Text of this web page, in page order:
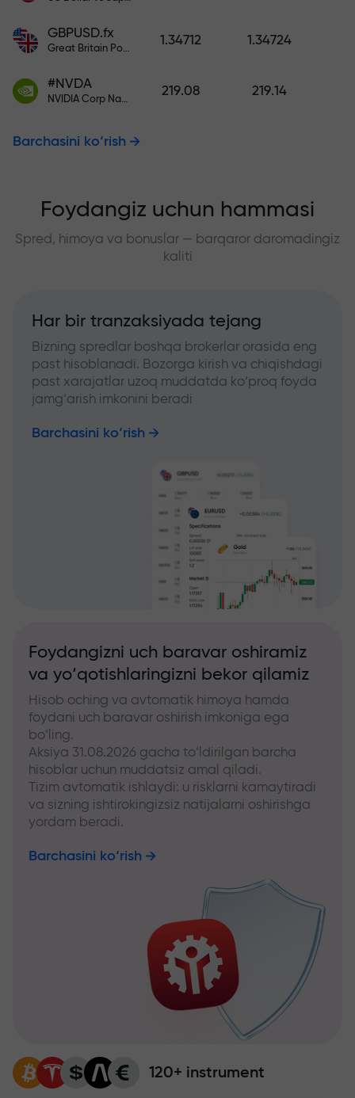
GBPUSD.fx
Great Britain Pound vs US Dollar
1.34712 1.34724
#NVDA
NVIDIA Corp Nasdaq Stock Exchange (Nasdaq) USD
219.08 219.14
Barchasini ko‘rish
Foydangiz uchun hammasi
Spred, himoya va bonuslar — barqaror daromadingiz
kaliti
Har bir tranzaksiyada tejang
Bizning spredlar boshqa brokerlar orasida eng
past hisoblanadi. Bozorga kirish va chiqishdagi
past xarajatlar uzoq muddatda ko‘proq foyda
jamg‘arish imkonini beradi
Barchasini ko‘rish
Foydangizni uch baravar oshiramiz
va yo‘qotishlaringizni bekor qilamiz
Hisob oching va avtomatik himoya hamda
foydani uch baravar oshirish imkoniga ega
bo‘ling.
Aksiya 31.08.2026 gacha to‘ldirilgan barcha
hisoblar uchun muddatsiz amal qiladi.
Tizim avtomatik ishlaydi: u risklarni kamaytiradi
va sizning ishtirokingizsiz natijalarni oshirishga
yordam beradi.
Barchasini ko‘rish
120+ instrument